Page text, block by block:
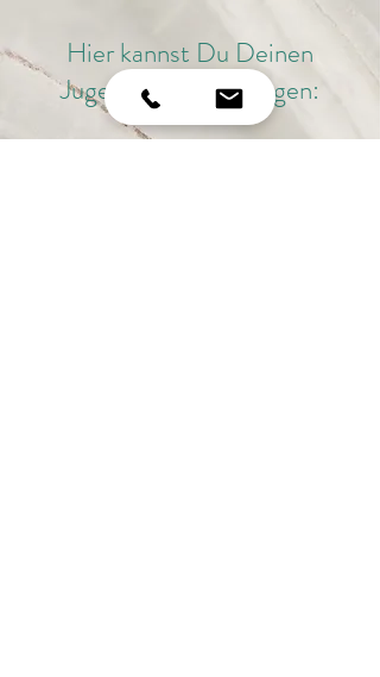
Hier kannst Du Deinen
Jugendberater anfragen: